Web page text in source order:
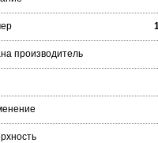
производитель